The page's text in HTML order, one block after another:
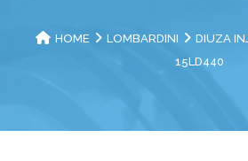
HOME LOMBARDINI
DIUZA
15LD440